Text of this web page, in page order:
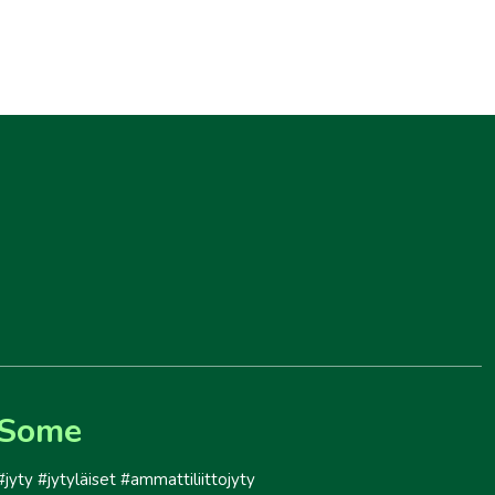
#jytyläiset #ammattiliittojyty